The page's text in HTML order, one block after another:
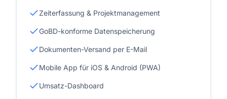
Zeiterfassung & Projektmanagement
GoBD-konforme Datenspeicherung
Dokumenten-Versand per E-Mail
Mobile App für iOS & Android (PWA)
Umsatz-Dashboard